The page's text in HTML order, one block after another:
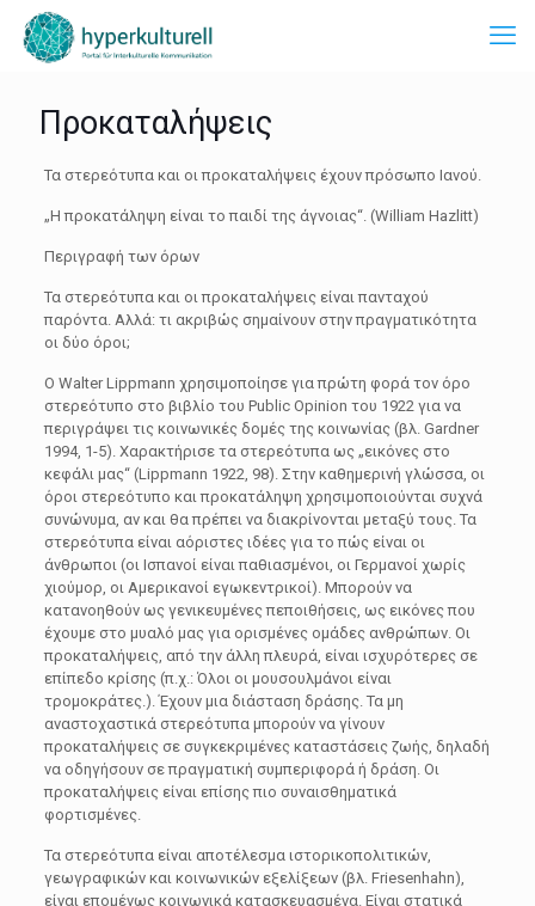
Προκαταλήψεις
Τα στερεότυπα και οι προκαταλήψεις έχουν πρόσωπο Ιανού.
„Η προκατάληψη είναι το παιδί της άγνοιας“. (William Hazlitt)
Περιγραφή των όρων
Τα στερεότυπα και οι προκαταλήψεις είναι πανταχού
παρόντα. Αλλά: τι ακριβώς σημαίνουν στην πραγματικότητα
οι δύο όροι;
Ο Walter Lippmann χρησιμοποίησε για πρώτη φορά τον όρο
στερεότυπο στο βιβλίο του Public Opinion του 1922 για να
περιγράψει τις κοινωνικές δομές της κοινωνίας (βλ. Gardner
1994, 1-5). Χαρακτήρισε τα στερεότυπα ως „εικόνες στο
κεφάλι μας“ (Lippmann 1922, 98). Στην καθημερινή γλώσσα, οι
όροι στερεότυπο και προκατάληψη χρησιμοποιούνται συχνά
συνώνυμα, αν και θα πρέπει να διακρίνονται μεταξύ τους. Τα
στερεότυπα είναι αόριστες ιδέες για το πώς είναι οι
άνθρωποι (οι Ισπανοί είναι παθιασμένοι, οι Γερμανοί χωρίς
χιούμορ, οι Αμερικανοί εγωκεντρικοί). Μπορούν να
κατανοηθούν ως γενικευμένες πεποιθήσεις, ως εικόνες που
έχουμε στο μυαλό μας για ορισμένες ομάδες ανθρώπων. Οι
προκαταλήψεις, από την άλλη πλευρά, είναι ισχυρότερες σε
επίπεδο κρίσης (π.χ.: Όλοι οι μουσουλμάνοι είναι
τρομοκράτες.). Έχουν μια διάσταση δράσης. Τα μη
αναστοχαστικά στερεότυπα μπορούν να γίνουν
προκαταλήψεις σε συγκεκριμένες καταστάσεις ζωής, δηλαδή
να οδηγήσουν σε πραγματική συμπεριφορά ή δράση. Οι
προκαταλήψεις είναι επίσης πιο συναισθηματικά
φορτισμένες.
Τα στερεότυπα είναι αποτέλεσμα ιστορικοπολιτικών,
γεωγραφικών και κοινωνικών εξελίξεων (βλ. Friesenhahn),
είναι επομένως κοινωνικά κατασκευασμένα. Είναι στατικά